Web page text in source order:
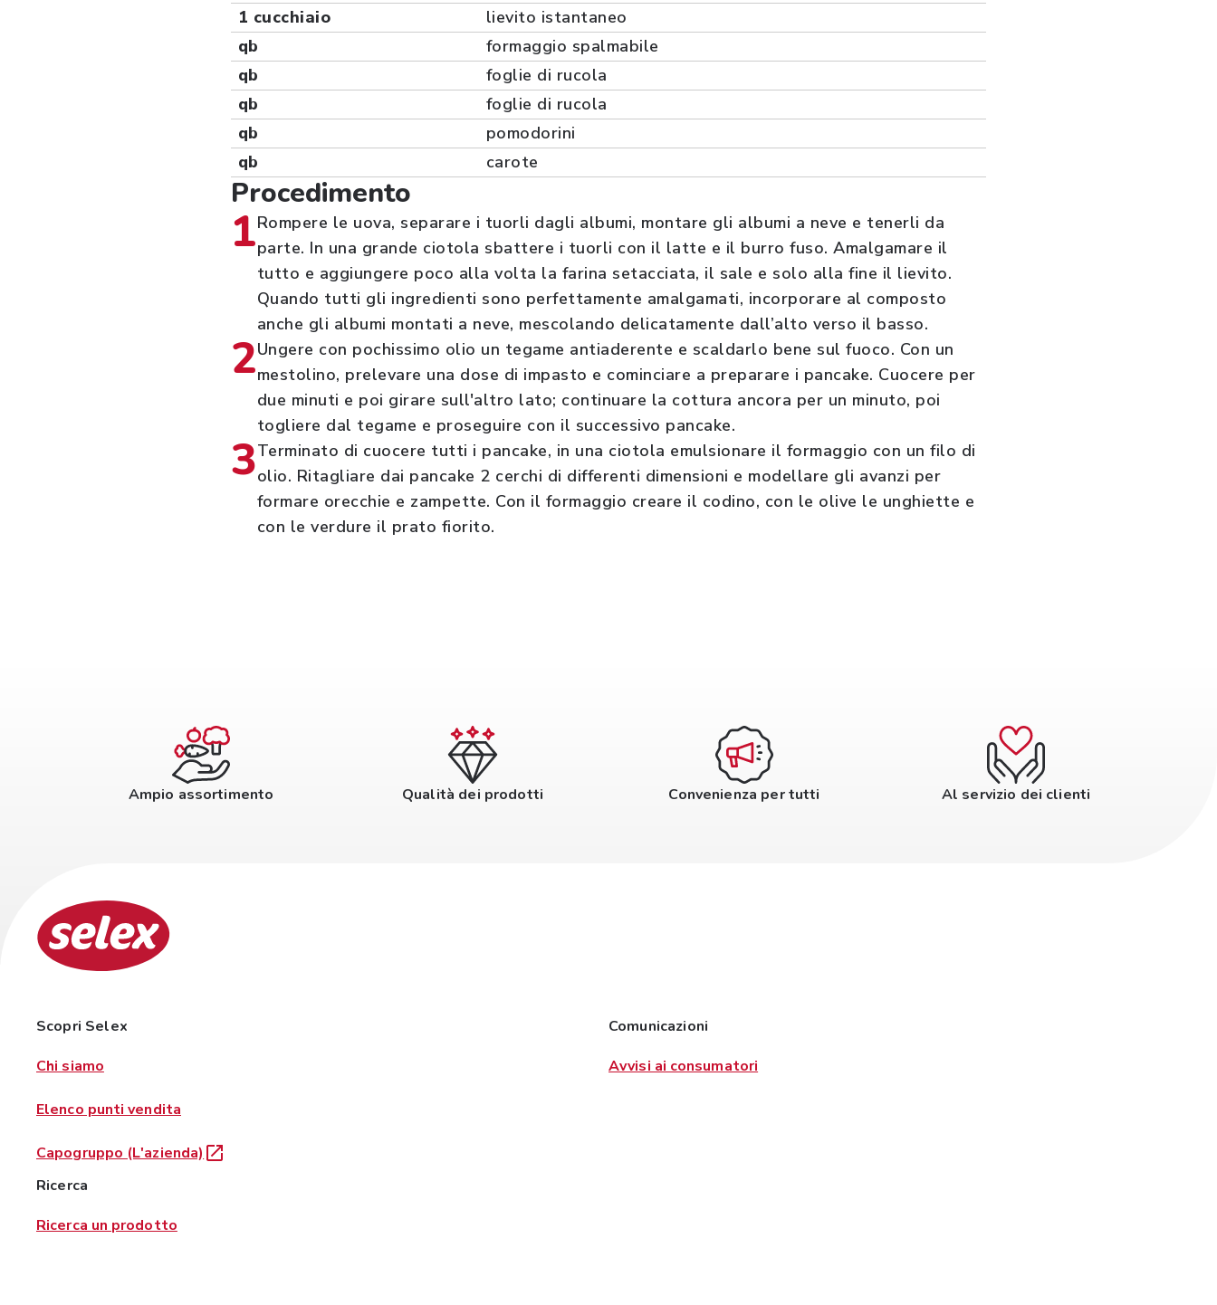
1 cucchiaio
lievito istantaneo
qb
formaggio spalmabile
qb
foglie di rucola
qb
foglie di rucola
qb
pomodorini
qb
carote
Procedimento
1Rompere le uova, separare i tuorli dagli albumi, montare gli albumi a neve e tenerli da
parte. In una grande ciotola sbattere i tuorli con il latte e il burro fuso. Amalgamare il
tutto e aggiungere poco alla volta la farina setacciata, il sale e solo alla fine il lievito.
Quando tutti gli ingredienti sono perfettamente amalgamati, incorporare al composto
anche gli albumi montati a neve, mescolando delicatamente dall’alto verso il basso.
2Ungere con pochissimo olio un tegame antiaderente e scaldarlo bene sul fuoco. Con un
mestolino, prelevare una dose di impasto e cominciare a preparare i pancake. Cuocere per
due minuti e poi girare sull'altro lato; continuare la cottura ancora per un minuto, poi
togliere dal tegame e proseguire con il successivo pancake.
3Terminato di cuocere tutti i pancake, in una ciotola emulsionare il formaggio con un filo di
olio. Ritagliare dai pancake 2 cerchi di differenti dimensioni e modellare gli avanzi per
formare orecchie e zampette. Con il formaggio creare il codino, con le olive le unghiette e
con le verdure il prato fiorito.
Ampio assortimento Qualità dei prodotti Convenienza per tutti Al servizio dei clienti
Scopri Selex
Chi siamo
Elenco punti vendita
Capogruppo (L'azienda)
Comunicazioni
Avvisi ai consumatori
Ricerca
Ricerca un prodotto